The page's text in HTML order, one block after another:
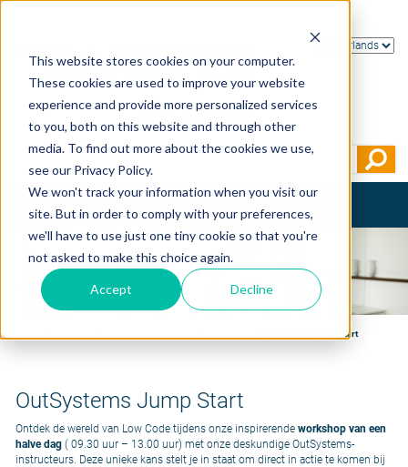
This website stores cookies on your computer.
These cookies are used to improve your website
experience and provide more personalized services
to you, both on this website and through other
media. To find out more about the cookies we use,
see our Privacy Policy.
We won't track your information when you visit our
site. But in order to comply with your preferences,
we'll have to use just one tiny cookie so that you're
not asked to make this choice again.
Accept Decline
navigation
OutSystems Jump Start
OutSystems Jump Start
Ontdek de wereld van Low Code tijdens onze inspirerende workshop van een
halve dag ( 09.30 uur – 13.00 uur) met onze deskundige OutSystems-
instructeurs. Deze unieke kans stelt je in staat om direct in actie te komen bij